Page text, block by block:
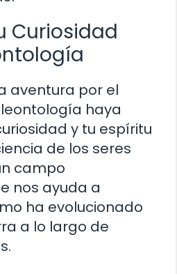
Curiosidad
aventura por el
haya
y tu espíritu
de los seres
campo
nos ayuda a
ha evolucionado
a lo largo de